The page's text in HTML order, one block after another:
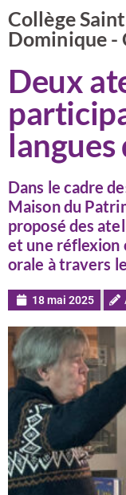
Collège
Dominique -
Deux
langues
Dans le cadre
Maison du
proposé des
et une réflexion
orale à travers
18 mai 2025